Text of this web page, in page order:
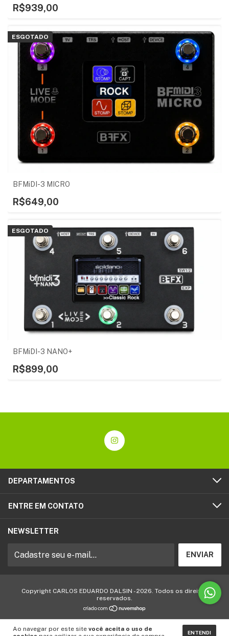
Ao navegar por este site você aceita o uso de
ENTENDI
R$939,00
ESGOTADO
BFMiDI-3 MICRO
R$649,00
ESGOTADO
BFMiDI-3 NANO+
R$899,00
DEPARTAMENTOS
ENTRE EM CONTATO
NEWSLETTER
Copyright CARLOS EDUARDO DALSIN - 2026. Todos os direitos
reservados.